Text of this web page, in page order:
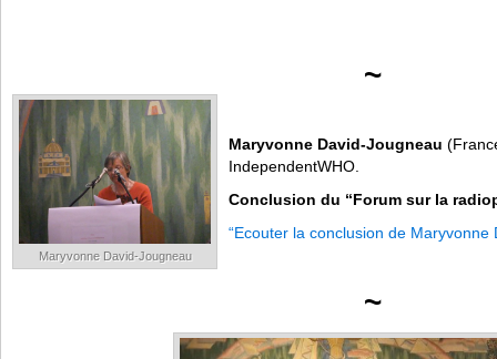
~
Maryvonne David-Jougneau
Maryvonne David-Jougneau
IndependentWHO.
Conclusion du “Forum sur la
“Ecouter la conclusion de
~